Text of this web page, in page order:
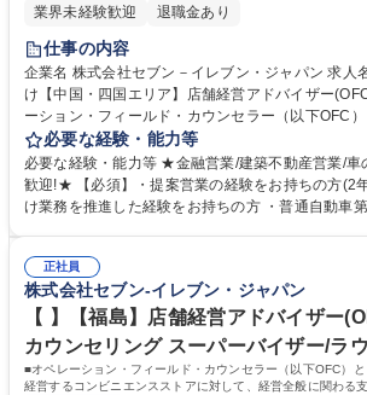
業界未経験歓迎
退職金あり
仕事の内容
企業名 株式会社セブン－イレブン・ジャパン 求人名 【★】営業経験者向
け【中国・四国エリア】店舗経営アドバイザー(OFC) 仕事の内容 ■オ
ーション・フィールド・カウンセラー（以下OFC
様が経営するコンビニエンスストア7～8店舗に対し
セリング業務を担当いただきます。 【仕事例】商圏分析、競合調査、売上
や販売数等データ分析、売場確認、発注や売場作
計画の作成、従業員教育サポートetc. ★なお、隔週
ングへと繋げていきます。 募集職種 【★】営業経験者向け【中国・四国
エリア】店舗経営アドバイザー(OFC)
必要な経験・能力等
必要な経験・能力等 ★金融営業/建築不動産営業/車
歓迎!★ 【必須】・提案営業の経験をお持ちの方(2
け業務を推進した経験をお持ちの方 ・普通自動車第一種運転免許（入社ま
ます。 。 【キャリアパス】総合職となりますので
後は、商品 企画や管理部門、海外事業等、様々な
す。 学歴・資格 学歴：大学院 大学 高専 短大 専修学校 高校 語学力： 資
格：第一種運転免許普通自動車
正社員
株式会社セブン-イレブン・ジャパン
【 】【福島】店舗経営アドバイザー
カウンセリング スーパーバイザー/ラ
■オペレーション・フィールド・カウンセラー（以下OFC）
経営するコンビニエンスストアに対して、経営全般に関わる